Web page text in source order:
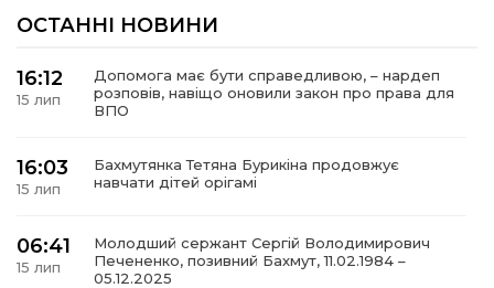
новини
ОСТАННІ НОВИНИ
16:12
15 лип
Допомога має бути справедливою, – нардеп
розповів, навіщо оновили закон про права для
ВПО
16:03
15 лип
Бахмутянка Тетяна Бурикіна продовжує
навчати дітей орігамі
06:41
15 лип
Молодший сержант Сергій Володимирович
Печененко, позивний Бахмут, 11.02.1984 –
05.12.2025